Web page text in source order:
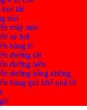
loại tải
hóa
máy móc
xe hơi
hàng lẻ
đường sắt
đường biển
đường hàng không
hàng quá khổ quá tải